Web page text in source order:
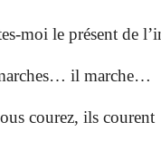
moi le présent de
il marche…
courez, ils courent